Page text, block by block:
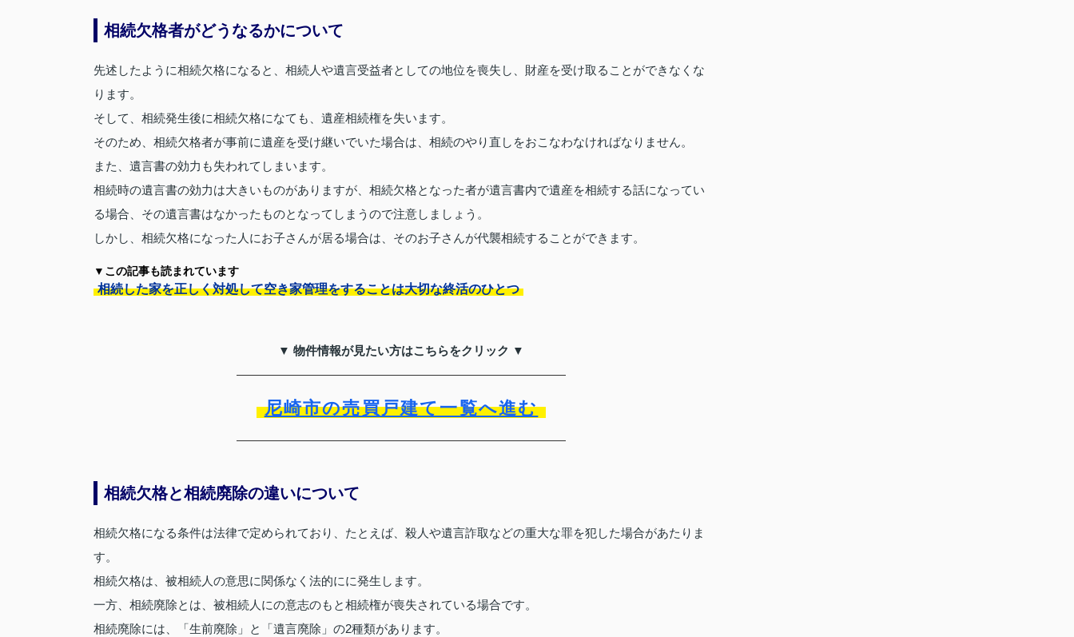
相続欠格者がどうなるかについて
先述したように相続欠格になると、相続人や遺言受益者としての地位を喪失し、財産を受け取ることができなくな
ります。
そして、相続発生後に相続欠格になても、遺産相続権を失います。
そのため、相続欠格者が事前に遺産を受け継いでいた場合は、相続のやり直しをおこなわなければなりません。
また、遺言書の効力も失われてしまいます。
相続時の遺言書の効力は大きいものがありますが、相続欠格となった者が遺言書内で遺産を相続する話になってい
る場合、その遺言書はなかったものとなってしまうので注意しましょう。
しかし、相続欠格になった人にお子さんが居る場合は、そのお子さんが代襲相続することができます。
▼この記事も読まれています
相続した家を正しく対処して空き家管理をすることは大切な終活のひとつ
▼ 物件情報が見たい方はこちらをクリック ▼
尼崎市の売買戸建て一覧へ進む
相続欠格と相続廃除の違いについて
相続欠格になる条件は法律で定められており、たとえば、殺人や遺言詐取などの重大な罪を犯した場合があたりま
す。
相続欠格は、被相続人の意思に関係なく法的にに発生します。
一方、相続廃除とは、被相続人にの意志のもと相続権が喪失されている場合です。
相続廃除には、「生前廃除」と「遺言廃除」の2種類があります。